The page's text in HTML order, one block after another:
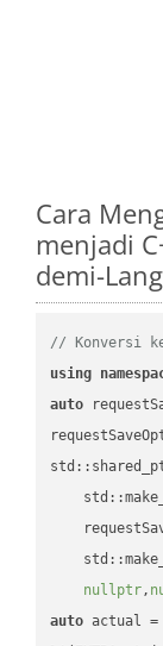
Cara
menjadi
demi-
// Konversi ke
using
auto
nullptr,
auto actual